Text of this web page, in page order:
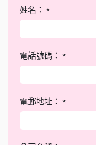
姓名： *
電話號碼： *
電郵地址： *